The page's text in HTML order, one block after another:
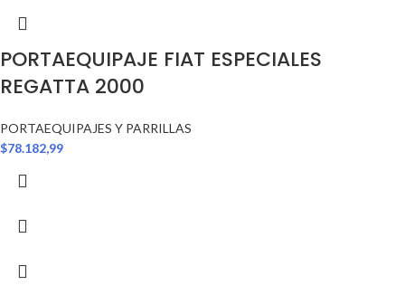
PORTAEQUIPAJE FIAT ESPECIALES
REGATTA 2000
PORTAEQUIPAJES Y PARRILLAS
$78.182,99